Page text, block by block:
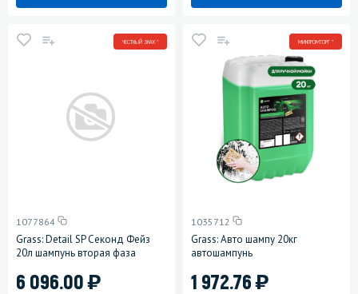
ЧЕСТНЫЙ ЗНАК *
1077864
Grass: Detail SP Секонд Фейз
20л шампунь вторая фаза
6 096.00)
МИНПРОМТОРГ *
1035712
Grass: Авто шампу 20кг
автошампунь
1 972.76)